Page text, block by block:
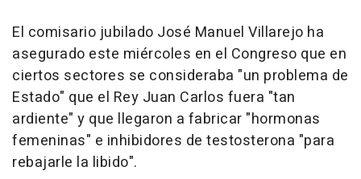
El comisario jubilado José Manuel Villarejo ha
asegurado este miércoles en el Congreso que en
ciertos sectores se consideraba "un problema de
Estado" que el Rey Juan Carlos fuera "tan
ardiente" y que llegaron a fabricar "hormonas
femeninas" e inhibidores de testosterona "para
rebajarle la libido".